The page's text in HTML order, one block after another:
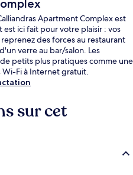
Apartment Complex est
est ici fait pour votre plaisir : vos
des forces au restaurant
verre au bar/salon. Les
petits plus pratiques comme une
Wi-Fi à Internet gratuit.
sur cet